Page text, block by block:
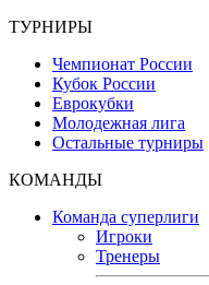
ТУРНИРЫ
Чемпионат России
Кубок России
Еврокубки
Молодежная лига
Остальные турниры
КОМАНДЫ
Команда суперлиги
Игроки
Тренеры